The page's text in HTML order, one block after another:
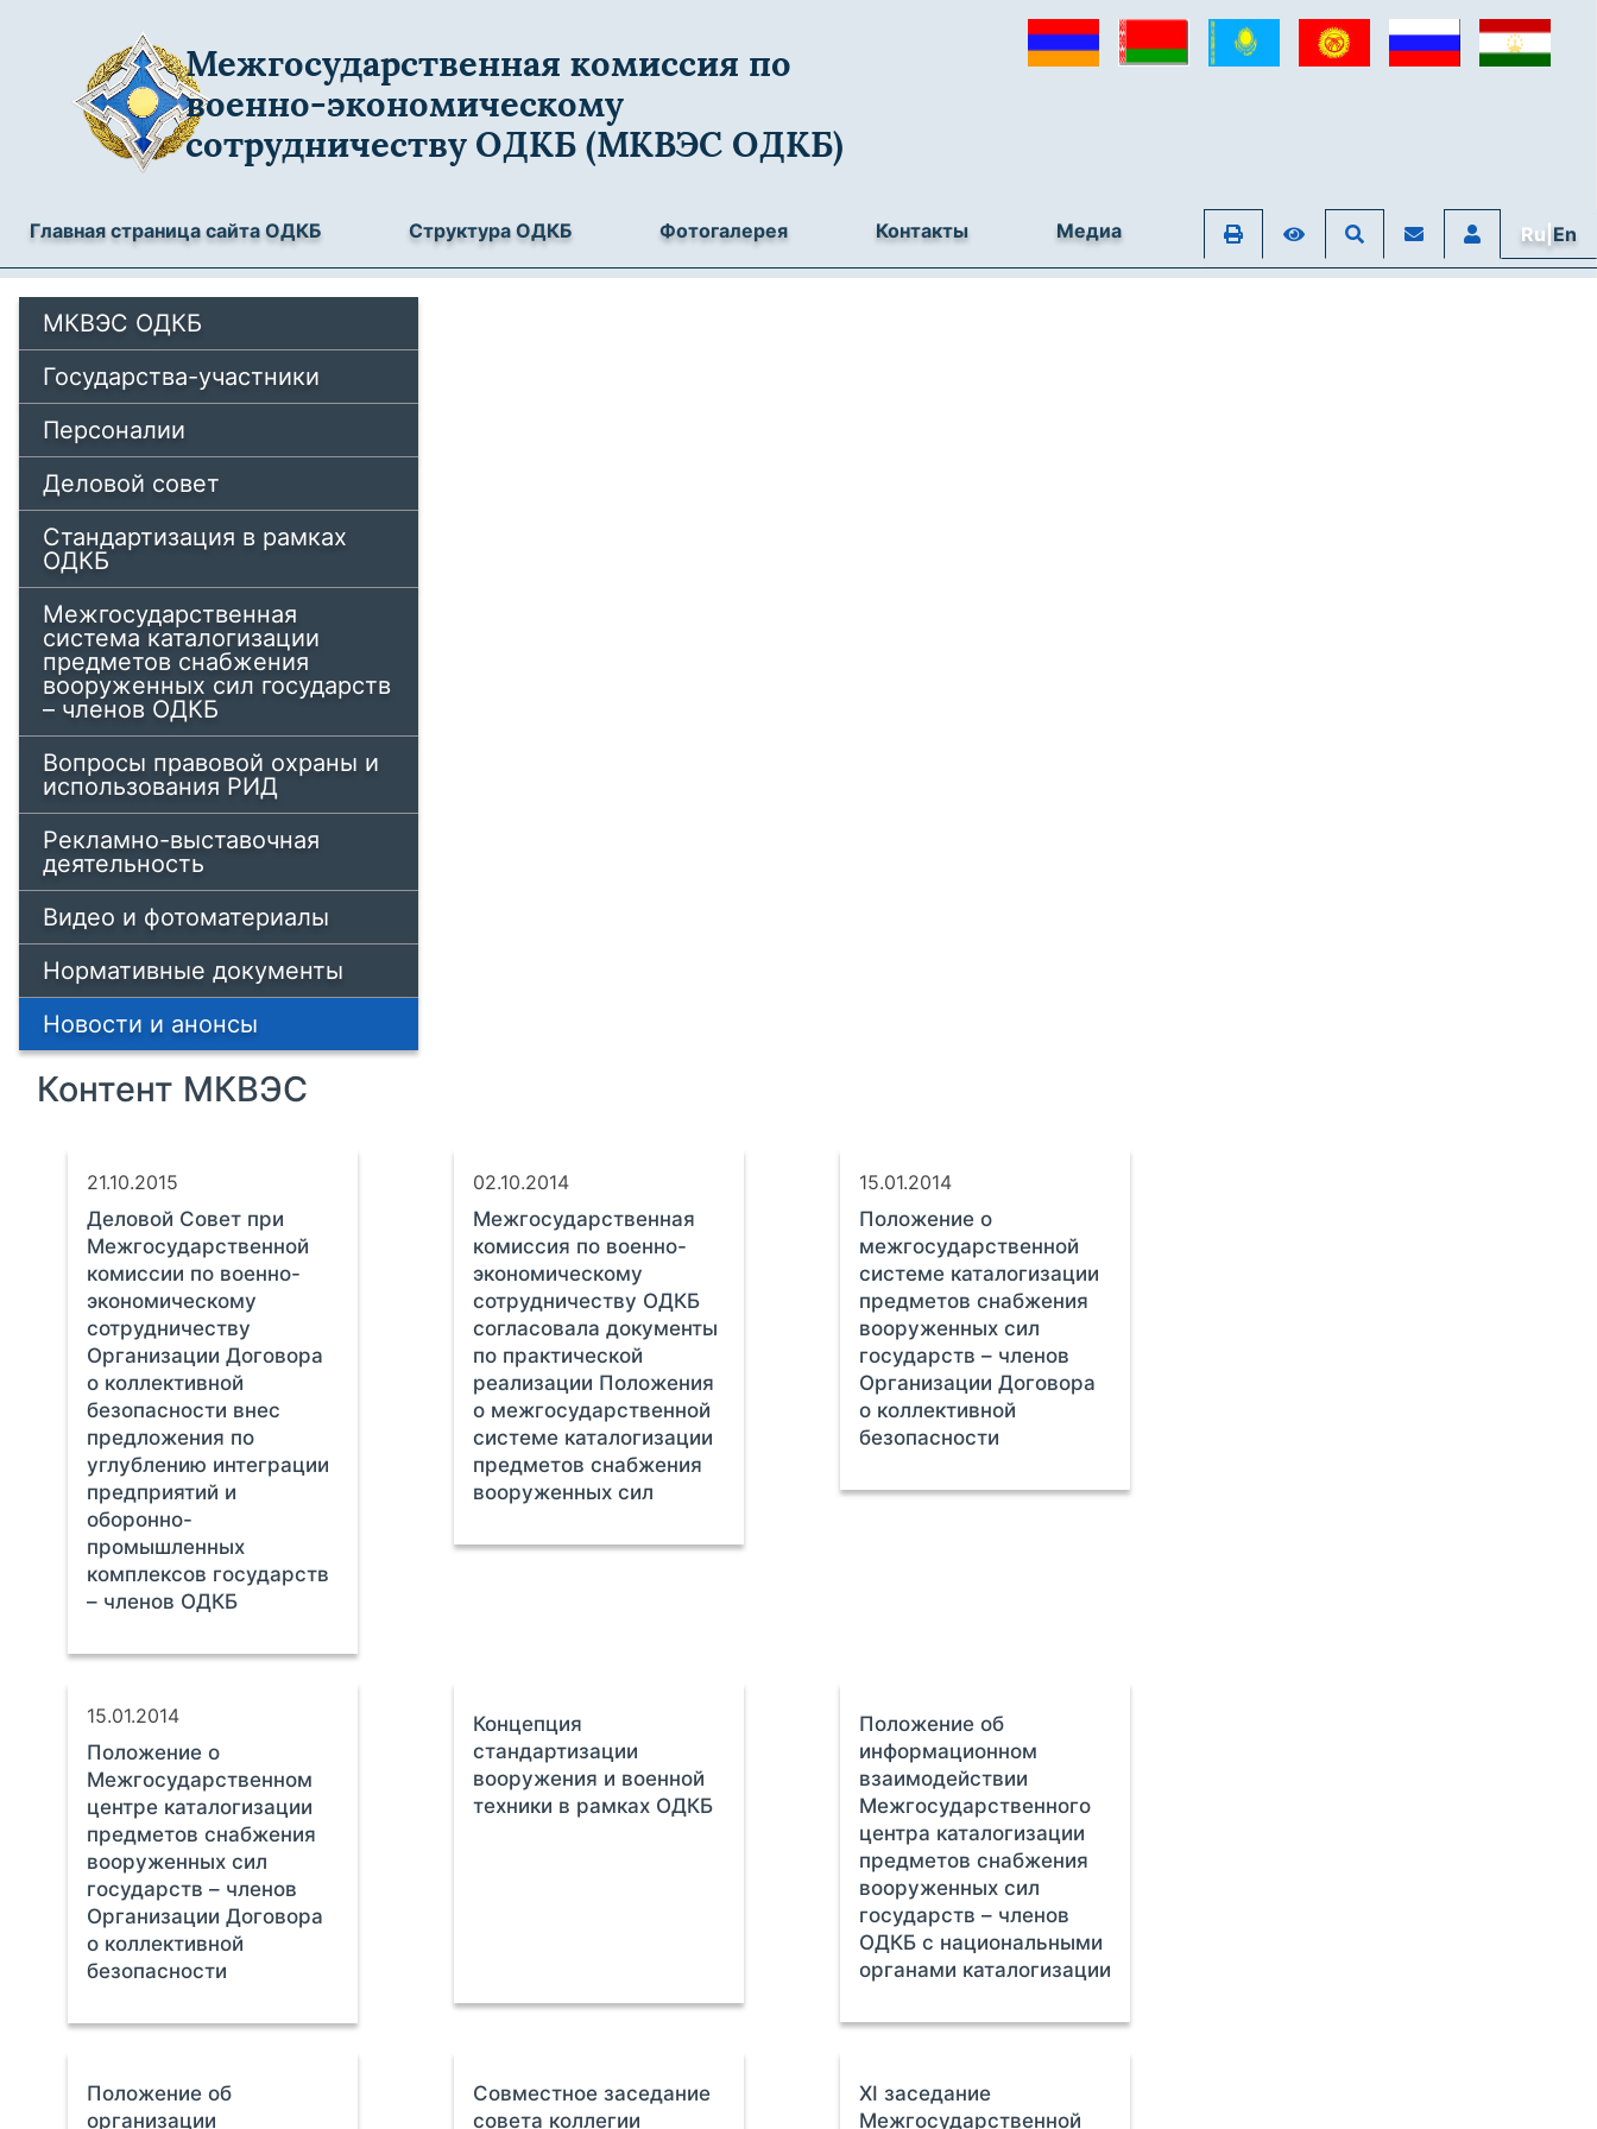
Межгосударственная комиссия по
военно-экономическому
сотрудничеству ОДКБ (МКВЭС ОДКБ)
Главная страница сайта ОДКБ Структура ОДКБ Фотогалерея Контакты Медиа Ru|En
МКВЭС ОДКБ
Государства-участники
Персоналии
Деловой совет
Стандартизация в рамках
ОДКБ
Межгосударственная
система каталогизации
предметов снабжения
вооруженных сил государств
– членов ОДКБ
Вопросы правовой охраны и
использования РИД
Рекламно-выставочная
деятельность
Видео и фотоматериалы
Нормативные документы
Новости и анонсы
Контент МКВЭС
21.10.2015
Деловой Совет при
Межгосударственной
комиссии по военно-
экономическому
сотрудничеству
Организации Договора
о коллективной
безопасности внес
предложения по
углублению интеграции
предприятий и
оборонно-
промышленных
комплексов государств
– членов ОДКБ
02.10.2014
Межгосударственная
комиссия по военно-
экономическому
сотрудничеству ОДКБ
согласовала документы
по практической
реализации Положения
о межгосударственной
системе каталогизации
предметов снабжения
вооруженных сил
15.01.2014
Положение о
межгосударственной
системе каталогизации
предметов снабжения
вооруженных сил
государств – членов
Организации Договора
о коллективной
безопасности
15.01.2014
Положение о
Межгосударственном
центре каталогизации
предметов снабжения
вооруженных сил
государств – членов
Организации Договора
о коллективной
безопасности
Концепция
стандартизации
вооружения и военной
техники в рамках ОДКБ
Положение об
информационном
взаимодействии
Межгосударственного
центра каталогизации
предметов снабжения
вооруженных сил
государств – членов
ОДКБ с национальными
органами каталогизации
Положение об
организации
Совместное заседание
совета коллегии
ХI заседание
Межгосударственной